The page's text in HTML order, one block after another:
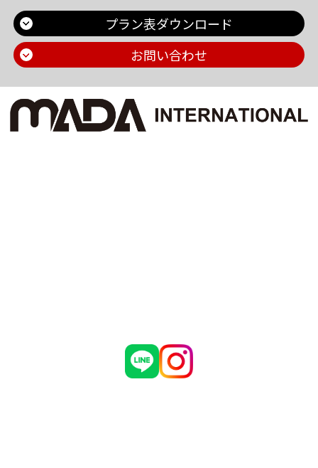
プラン表ダウンロード
お問い合わせ